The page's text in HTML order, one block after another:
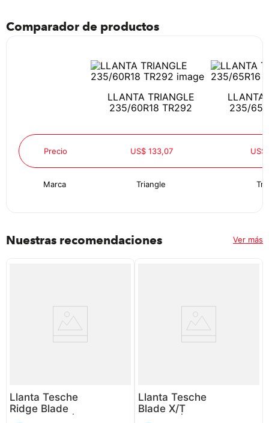
Comparador de productos
LLANTA TRIANGLE
235/60R18 TR292
LLANTA
235/
Precio US$ 133,07 US$
Marca Triangle
Nuestras recomendaciones Ver más
Llanta Tesche
Ridge Blade
Llanta Tesche
Blade X/T